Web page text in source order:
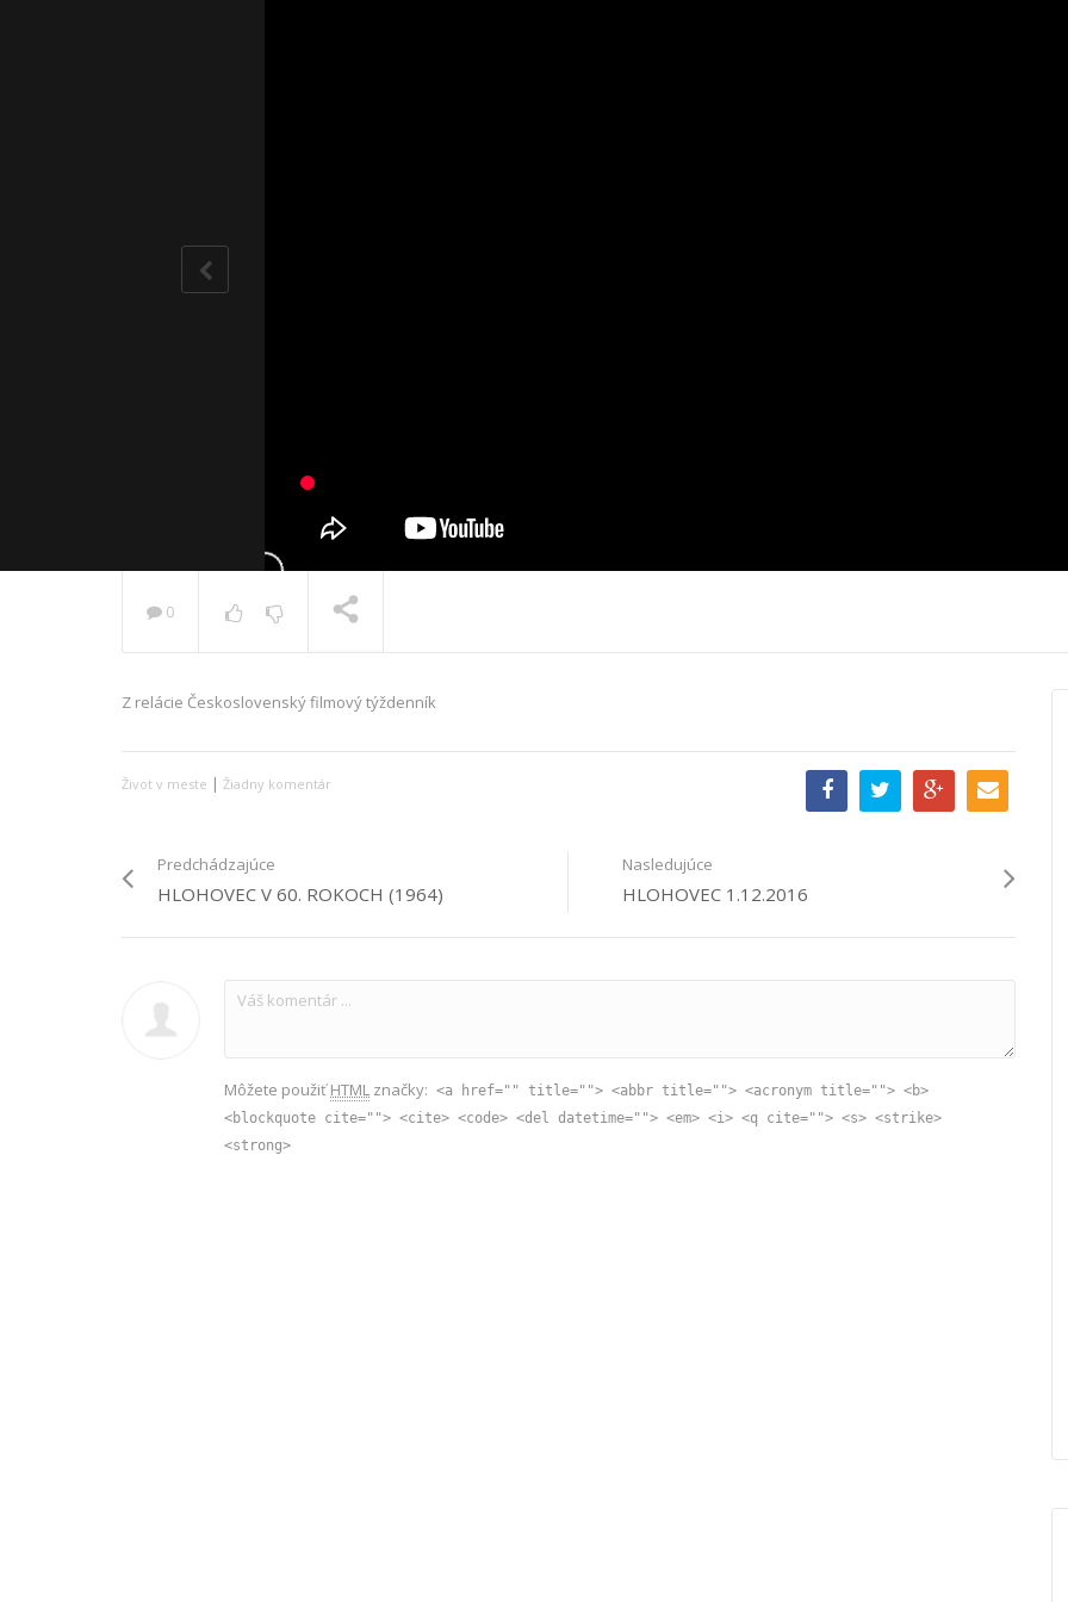
PRÁVE SA PREHRÁVA
0
Z relácie Československý filmový týždenník
Život v meste | Žiadny komentár
Predchádzajúce
HLOHOVEC V 60. ROKOCH (1964)
Nasledujúce
HLOHOVEC 1.12.2016
Môžete použiťHTML značky: <a href="" title=""> <abbr title=""> <acronym title=""> <b>
<blockquote cite=""> <cite> <code> <del datetime=""> <em> <i> <q cite=""> <s> <strike>
<strong>